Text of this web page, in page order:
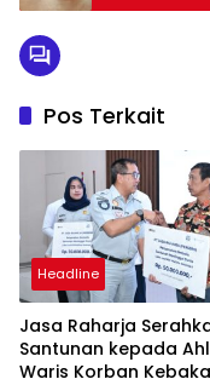
Pos Terkait
Headline
Jasa Raharja
Santunan kepada
Waris Korban